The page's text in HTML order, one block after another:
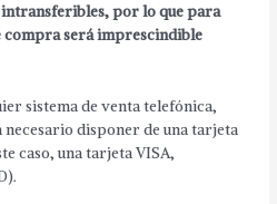
por lo que para
será imprescindible
sistema de venta telefónica,
disponer de una tarjeta
caso, una tarjeta VISA,